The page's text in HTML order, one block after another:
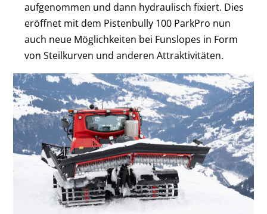
aufgenommen und dann hydraulisch fixiert. Dies
eröffnet mit dem Pistenbully 100 ParkPro nun
auch neue Möglichkeiten bei Funslopes in Form
von Steilkurven und anderen Attraktivitäten.